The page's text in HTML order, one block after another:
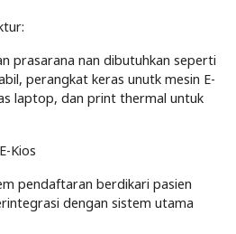
prasarana nan dibutuhkan seperti
perangkat keras unutk mesin E-
laptop, dan print thermal untuk
Kios
pendaftaran berdikari pasien
dengan sistem utama